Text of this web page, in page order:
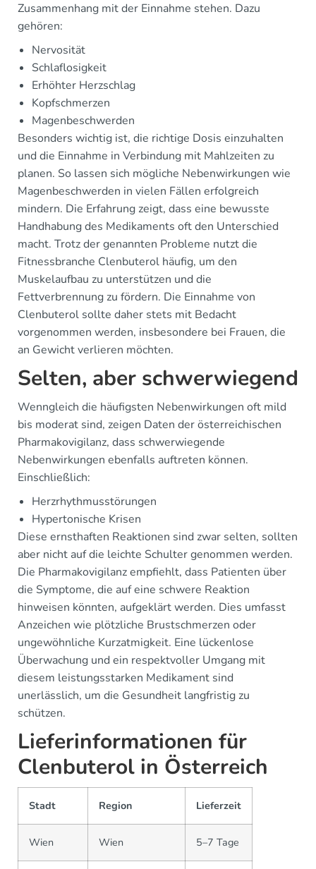
Zusammenhang mit der Einnahme stehen. Dazu
gehören:
Nervosität
Schlaflosigkeit
Erhöhter Herzschlag
Kopfschmerzen
Magenbeschwerden
Besonders wichtig ist, die richtige Dosis einzuhalten
und die Einnahme in Verbindung mit Mahlzeiten zu
planen. So lassen sich mögliche Nebenwirkungen wie
Magenbeschwerden in vielen Fällen erfolgreich
mindern. Die Erfahrung zeigt, dass eine bewusste
Handhabung des Medikaments oft den Unterschied
macht. Trotz der genannten Probleme nutzt die
Fitnessbranche Clenbuterol häufig, um den
Muskelaufbau zu unterstützen und die
Fettverbrennung zu fördern. Die Einnahme von
Clenbuterol sollte daher stets mit Bedacht
vorgenommen werden, insbesondere bei Frauen, die
an Gewicht verlieren möchten.
Selten, aber schwerwiegend
Wenngleich die häufigsten Nebenwirkungen oft mild
bis moderat sind, zeigen Daten der österreichischen
Pharmakovigilanz, dass schwerwiegende
Nebenwirkungen ebenfalls auftreten können.
Einschließlich:
Herzrhythmusstörungen
Hypertonische Krisen
Diese ernsthaften Reaktionen sind zwar selten, sollten
aber nicht auf die leichte Schulter genommen werden.
Die Pharmakovigilanz empfiehlt, dass Patienten über
die Symptome, die auf eine schwere Reaktion
hinweisen könnten, aufgeklärt werden. Dies umfasst
Anzeichen wie plötzliche Brustschmerzen oder
ungewöhnliche Kurzatmigkeit. Eine lückenlose
Überwachung und ein respektvoller Umgang mit
diesem leistungsstarken Medikament sind
unerlässlich, um die Gesundheit langfristig zu
schützen.
Lieferinformationen für
Clenbuterol in Österreich
Stadt Region Lieferzeit
Wien Wien 5–7 Tage